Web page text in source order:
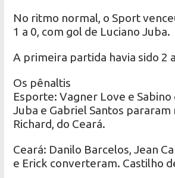
No ritmo normal, o Sport
1 a 0, com gol de Luciano Juba.
A primeira partida havia sido 2
Os pênaltis
Esporte: Vagner Love e
Juba e Gabriel Santos pararam
Richard, do Ceará.
Ceará: Danilo Barcelos, Jean
e Erick converteram. Castilho